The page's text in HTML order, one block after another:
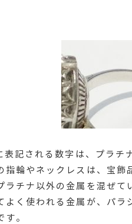
記される数字は、プラチ
指輪やネックレスは、宝飾
ラチナ以外の金属を混ぜて
よく使われる金属が、パラ
。